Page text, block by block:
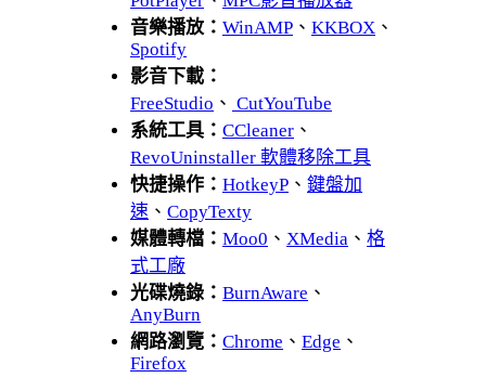
音樂播放： WinAMP 、 KKBOX 、
Spotify
影音下載：
FreeStudio 、 CutYouTube
系統工具： CCleaner 、
RevoUninstaller 軟體移除工具
快捷操作： HotkeyP 、 鍵盤加
速 、 CopyTexty
媒體轉檔： Moo0 、 XMedia 、 格
式工廠
光碟燒錄： BurnAware 、
AnyBurn
網路瀏覽： Chrome 、 Edge 、
Firefox